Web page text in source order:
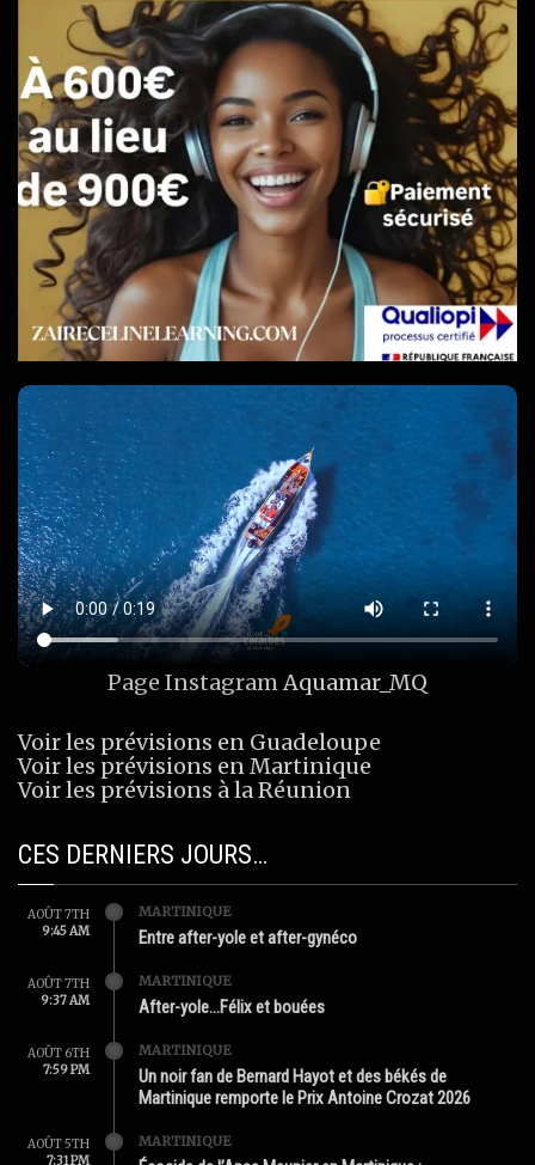
Page InstagramAquamar_MQ
Voir les prévisions en Guadeloupe
Voir les prévisions en Martinique
Voir les prévisions à la Réunion
CES DERNIERS JOURS…
AOÛT 7TH
9:45 AM
MARTINIQUE
Entre after-yole et after-gynéco
AOÛT 7TH
9:37 AM
MARTINIQUE
After-yole…Félix et bouées
AOÛT 6TH
7:59 PM
MARTINIQUE
Un noir fan de Bernard Hayot et des békés de
Martinique remporte le Prix Antoine Crozat 2026
AOÛT 5TH
7:31 PM
MARTINIQUE